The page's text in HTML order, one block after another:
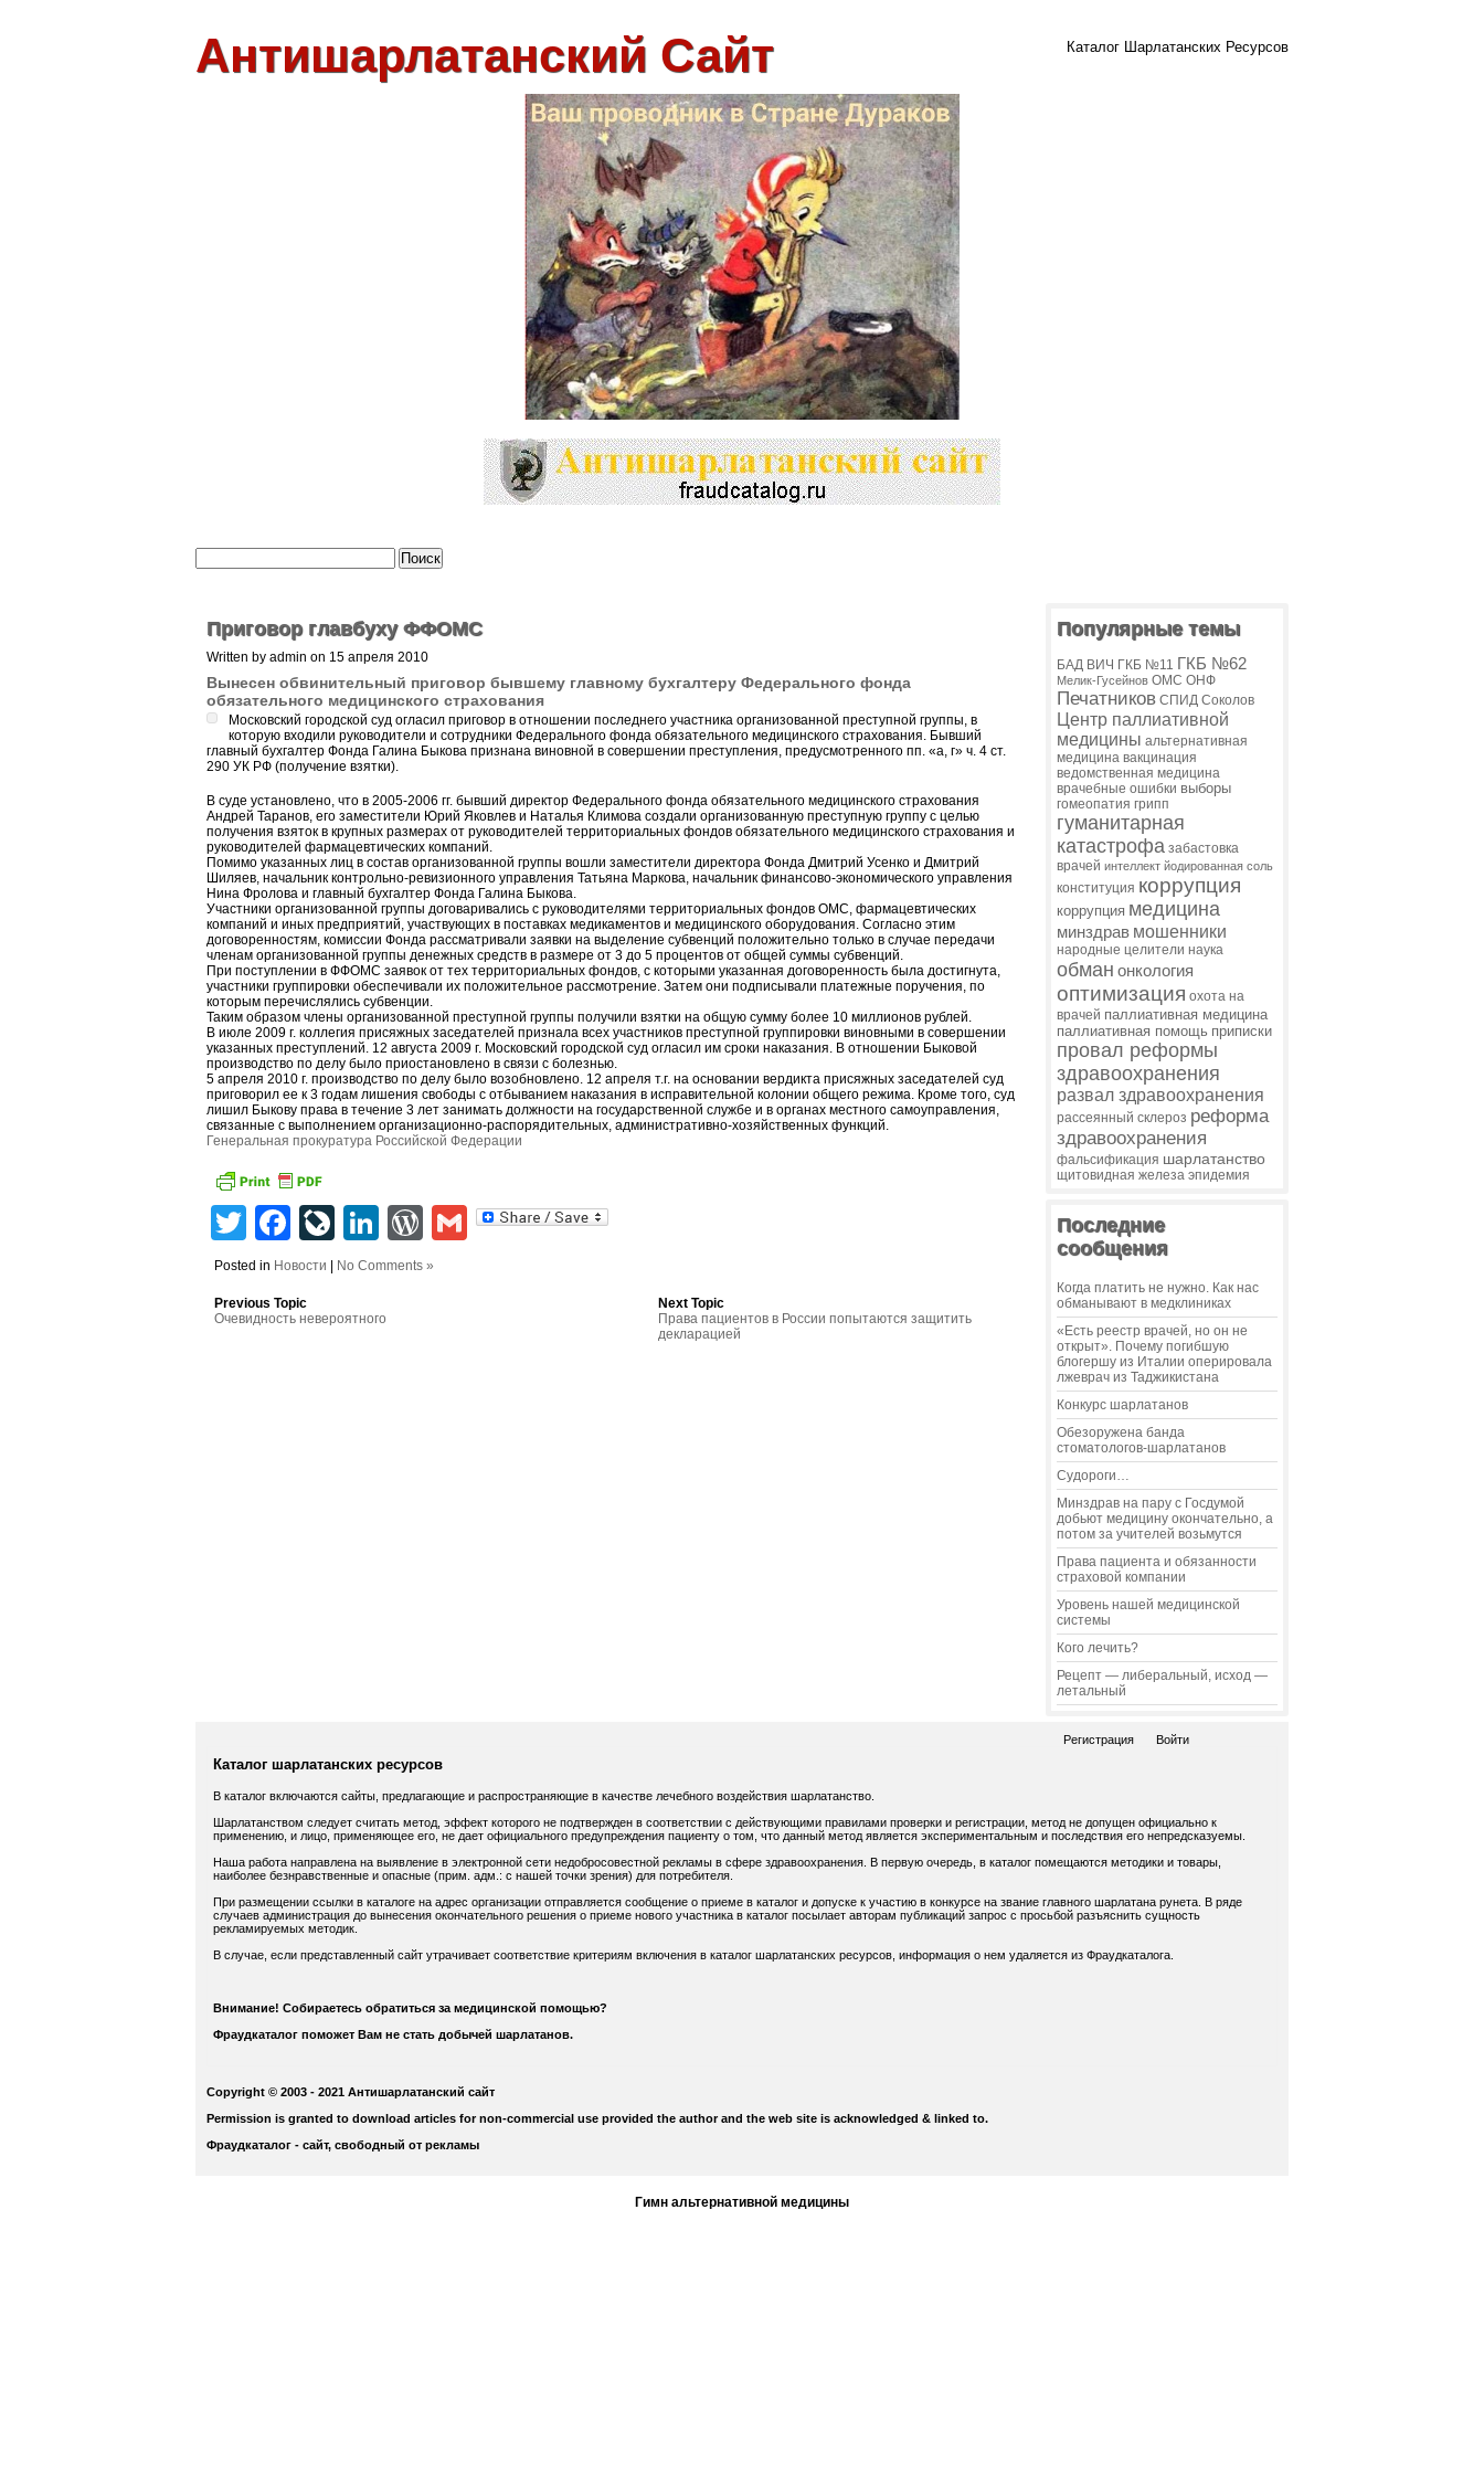
Антишарлатанский Сайт Каталог Шарлатанских Ресурсов
Приговор главбуху ФФОМС
Written by admin on 15 апреля 2010
Вынесен обвинительный приговор бывшему главному бухгалтеру Федерального фонда
обязательного медицинского страхования
Московский городской суд огласил приговор в отношении последнего участника организованной преступной группы, в
которую входили руководители и сотрудники Федерального фонда обязательного медицинского страхования. Бывший
главный бухгалтер Фонда Галина Быкова признана виновной в совершении преступления, предусмотренного пп. «а, г» ч. 4 ст.
290 УК РФ (получение взятки).
В суде установлено, что в 2005-2006 гг. бывший директор Федерального фонда обязательного медицинского страхования
Андрей Таранов, его заместители Юрий Яковлев и Наталья Климова создали организованную преступную группу с целью
получения взяток в крупных размерах от руководителей территориальных фондов обязательного медицинского страхования и
руководителей фармацевтических компаний.
Помимо указанных лиц в состав организованной группы вошли заместители директора Фонда Дмитрий Усенко и Дмитрий
Шиляев, начальник контрольно-ревизионного управления Татьяна Маркова, начальник финансово-экономического управления
Нина Фролова и главный бухгалтер Фонда Галина Быкова.
Участники организованной группы договаривались с руководителями территориальных фондов ОМС, фармацевтических
компаний и иных предприятий, участвующих в поставках медикаментов и медицинского оборудования. Согласно этим
договоренностям, комиссии Фонда рассматривали заявки на выделение субвенций положительно только в случае передачи
членам организованной группы денежных средств в размере от 3 до 5 процентов от общей суммы субвенций.
При поступлении в ФФОМС заявок от тех территориальных фондов, с которыми указанная договоренность была достигнута,
участники группировки обеспечивали их положительное рассмотрение. Затем они подписывали платежные поручения, по
которым перечислялись субвенции.
Таким образом члены организованной преступной группы получили взятки на общую сумму более 10 миллионов рублей.
В июле 2009 г. коллегия присяжных заседателей признала всех участников преступной группировки виновными в совершении
указанных преступлений. 12 августа 2009 г. Московский городской суд огласил им сроки наказания. В отношении Быковой
производство по делу было приостановлено в связи с болезнью.
5 апреля 2010 г. производство по делу было возобновлено. 12 апреля т.г. на основании вердикта присяжных заседателей суд
приговорил ее к 3 годам лишения свободы с отбыванием наказания в исправительной колонии общего режима. Кроме того, суд
лишил Быкову права в течение 3 лет занимать должности на государственной службе и в органах местного самоуправления,
связанные с выполнением организационно-распорядительных, административно-хозяйственных функций.
Генеральная прокуратура Российской Федерации
TwitterFacebook
LiveJournal
LinkedIn
WordPress
Gmail
Posted in Новости No Comments »
Previous Topic
Очевидность невероятного
Next Topic
Права пациентов в России попытаются защитить
декларацией
Популярные темы
БАД ВИЧ ГКБ №11 ГКБ №62
Мелик-Гусейнов ОМС ОНФ
Печатников СПИД Соколов
Центр паллиативной
медицины альтернативная
медицина вакцинация
ведомственная медицина
врачебные ошибки выборы
гомеопатия грипп
гуманитарная
катастрофа забастовка
врачей интеллект йодированная соль
конституция коррупция
коррупция медицина
минздрав мошенники
народные целители наука
обман онкология
оптимизация охота на
врачей паллиативная медицина
паллиативная помощь приписки
провал реформы
здравоохранения
развал здравоохранения
рассеянный склероз реформа
здравоохранения
фальсификация шарлатанство
щитовидная железа эпидемия
Последние
сообщения
Когда платить не нужно. Как нас
обманывают в медклиниках
«Есть реестр врачей, но он не
открыт». Почему погибшую
блогершу из Италии оперировала
лжеврач из Таджикистана
Конкурс шарлатанов
Обезоружена банда
стоматологов-шарлатанов
Судороги…
Минздрав на пару с Госдумой
добьют медицину окончательно, а
потом за учителей возьмутся
Права пациента и обязанности
страховой компании
Уровень нашей медицинской
системы
Кого лечить?
Рецепт — либеральный, исход —
летальный
Регистрация Войти
Каталог шарлатанских ресурсов
В каталог включаются сайты, предлагающие и распространяющие в качестве лечебного воздействия шарлатанство.
Шарлатанством следует считать метод, эффект которого не подтвержден в соответствии с действующими правилами проверки и регистрации, метод не допущен официально к
применению, и лицо, применяющее его, не дает официального предупреждения пациенту о том, что данный метод является экспериментальным и последствия его непредсказуемы.
Наша работа направлена на выявление в электронной сети недобросовестной рекламы в сфере здравоохранения. В первую очередь, в каталог помещаются методики и товары,
наиболее безнравственные и опасные (прим. адм.: с нашей точки зрения) для потребителя.
При размещении ссылки в каталоге на адрес организации отправляется сообщение о приеме в каталог и допуске к участию в конкурсе на звание главного шарлатана рунета. В ряде
случаев администрация до вынесения окончательного решения о приеме нового участника в каталог посылает авторам публикаций запрос с просьбой разъяснить сущность
рекламируемых методик.
В случае, если представленный сайт утрачивает соответствие критериям включения в каталог шарлатанских ресурсов, информация о нем удаляется из Фраудкаталога.
Внимание! Собираетесь обратиться за медицинской помощью?
Фраудкаталог поможет Вам не стать добычей шарлатанов.
Copyright © 2003 - 2021 Антишарлатанский сайт
Permission is granted to download articles for non-commercial use provided the author and the web site is acknowledged & linked to.
Фраудкаталог - сайт, свободный от рекламы
Гимн альтернативной медицины